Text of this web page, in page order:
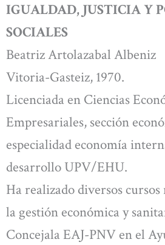
IGUALDAD, JUSTICIA Y
SOCIALES
Beatriz Artolazabal Albeniz
Vitoria-Gasteiz, 1970.
Licenciada en Ciencias
Empresariales, sección
especialidad economía
desarrollo UPV/EHU.
Ha realizado diversos
la gestión económica y
Concejala EAJ-PNV en el